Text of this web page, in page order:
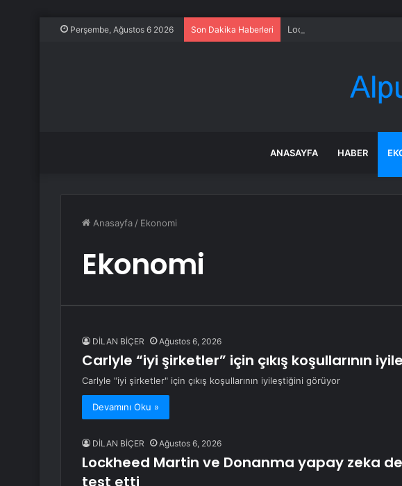
Perşembe, Ağustos 6 2026 Son Dakika Haberleri Lockheed Martin ve
ANASAYFA HABER
Anasayfa / Ekonomi
Ekonomi
DİLAN BİÇER Ağustos 6, 2026
Carlyle “iyi şirketler” için çıkış koşullarının
Carlyle "iyi şirketler" için çıkış koşullarının iyileştiğini görüyor
Devamını Oku »
DİLAN BİÇER Ağustos 6, 2026
Lockheed Martin ve Donanma yapay zeka
test etti